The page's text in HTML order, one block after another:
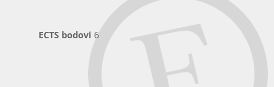
ECTS bodovi 6